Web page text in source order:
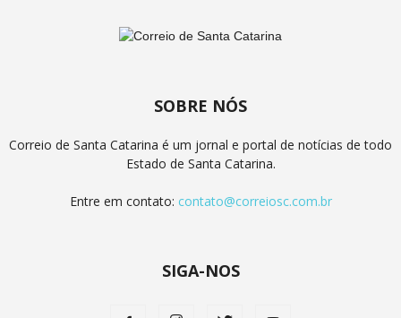
SOBRE NÓS
Correio de Santa Catarina é um jornal e portal de notícias de todo
Estado de Santa Catarina.
Entre em contato: contato@correiosc.com.br
SIGA-NOS